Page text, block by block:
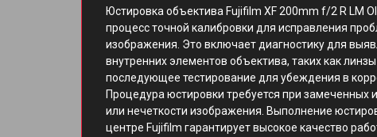
Юстировка объектива Fujifilm XF 200mm f/2 R LM
процесс точной калибровки для исправления
изображения. Это включает диагностику для
внутренних элементов объектива, таких как
последующее тестирование для убеждения в
Процедура юстировки требуется при замеченных
или нечеткости изображения. Выполнение
центре Fujifilm гарантирует высокое качество